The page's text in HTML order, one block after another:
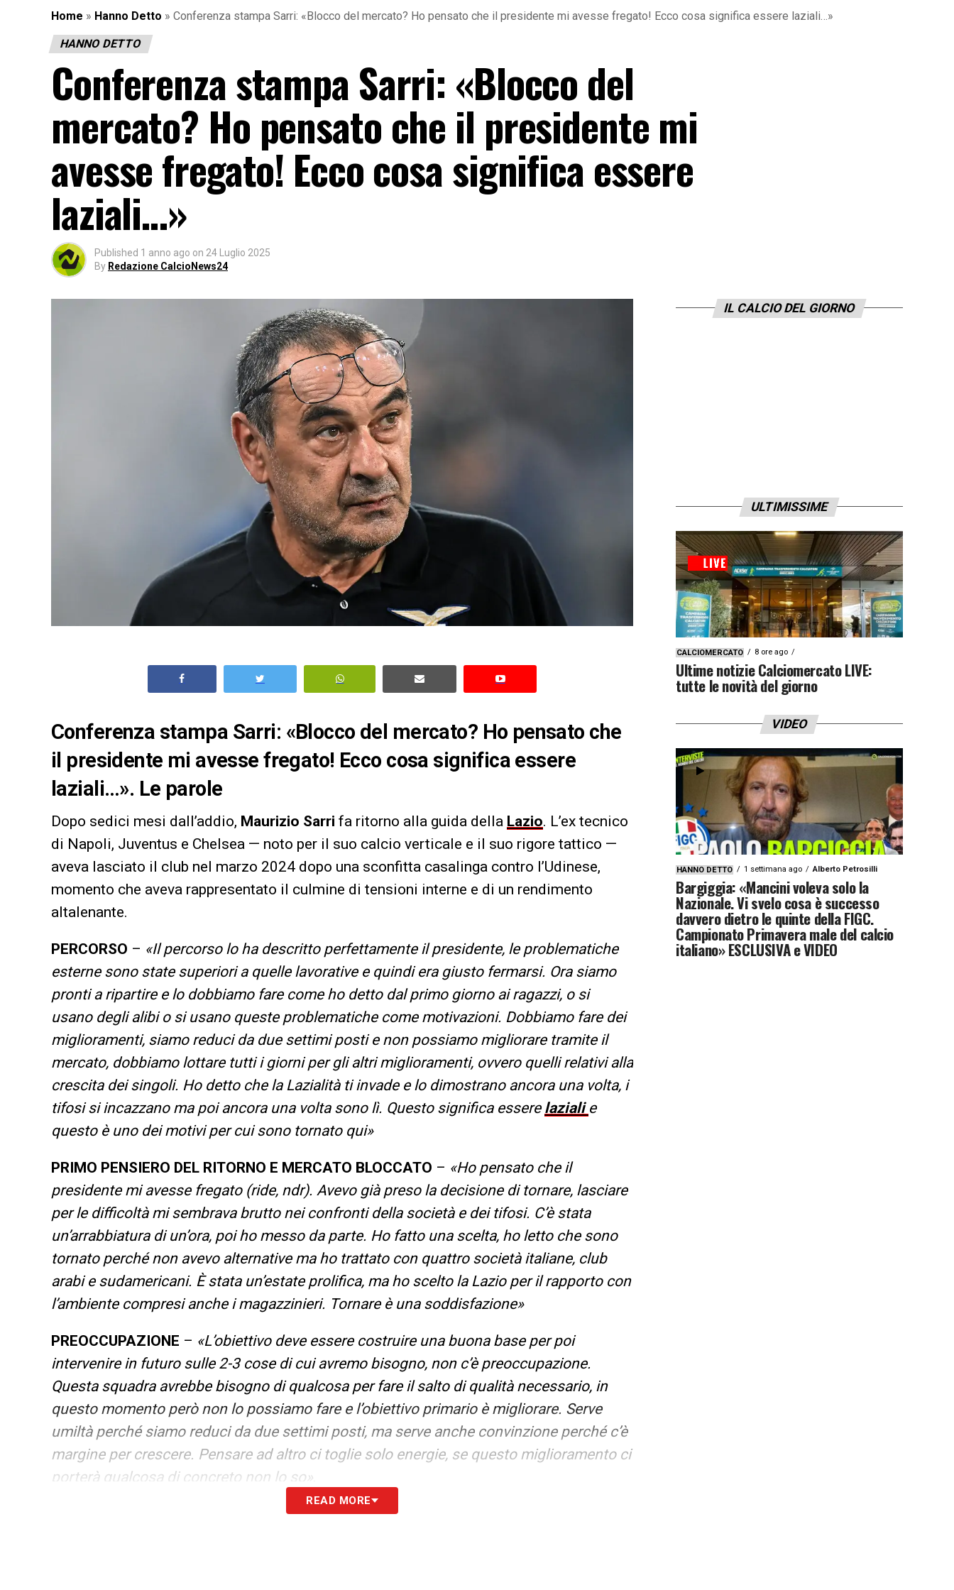
Home » Hanno Detto » Conferenza stampa Sarri: «Blocco del mercato? Ho pensato che il presidente mi avesse fregato! Ecco cosa significa essere laziali…»
HANNO DETTO
Conferenza stampa Sarri: «Blocco del
mercato? Ho pensato che il presidente mi
avesse fregato! Ecco cosa significa essere
laziali…»
Published 1 anno ago on 24 Luglio 2025
By Redazione CalcioNews24
Conferenza stampa Sarri: «Blocco del mercato? Ho pensato che
il presidente mi avesse fregato! Ecco cosa significa essere
laziali…». Le parole
Dopo sedici mesi dall’addio, Maurizio Sarri fa ritorno alla guida della Lazio. L’ex tecnico
di Napoli, Juventus e Chelsea — noto per il suo calcio verticale e il suo rigore tattico —
aveva lasciato il club nel marzo 2024 dopo una sconfitta casalinga contro l’Udinese,
momento che aveva rappresentato il culmine di tensioni interne e di un rendimento
altalenante.
PERCORSO – «Il percorso lo ha descritto perfettamente il presidente, le problematiche
esterne sono state superiori a quelle lavorative e quindi era giusto fermarsi. Ora siamo
pronti a ripartire e lo dobbiamo fare come ho detto dal primo giorno ai ragazzi, o si
usano degli alibi o si usano queste problematiche come motivazioni. Dobbiamo fare dei
miglioramenti, siamo reduci da due settimi posti e non possiamo migliorare tramite il
mercato, dobbiamo lottare tutti i giorni per gli altri miglioramenti, ovvero quelli relativi alla
crescita dei singoli. Ho detto che la Lazialità ti invade e lo dimostrano ancora una volta, i
tifosi si incazzano ma poi ancora una volta sono lì. Questo significa essere laziali e
questo è uno dei motivi per cui sono tornato qui»
PRIMO PENSIERO DEL RITORNO E MERCATO BLOCCATO – «Ho pensato che il
presidente mi avesse fregato (ride, ndr). Avevo già preso la decisione di tornare, lasciare
per le difficoltà mi sembrava brutto nei confronti della società e dei tifosi. C’è stata
un’arrabbiatura di un’ora, poi ho messo da parte. Ho fatto una scelta, ho letto che sono
tornato perché non avevo alternative ma ho trattato con quattro società italiane, club
arabi e sudamericani. È stata un’estate prolifica, ma ho scelto la Lazio per il rapporto con
l’ambiente compresi anche i magazzinieri. Tornare è una soddisfazione»
PREOCCUPAZIONE – «L’obiettivo deve essere costruire una buona base per poi
intervenire in futuro sulle 2-3 cose di cui avremo bisogno, non c’è preoccupazione.
Questa squadra avrebbe bisogno di qualcosa per fare il salto di qualità necessario, in
questo momento però non lo possiamo fare e l’obiettivo primario è migliorare. Serve
umiltà perché siamo reduci da due settimi posti, ma serve anche convinzione perché c’è
margine per crescere. Pensare ad altro ci toglie solo energie, se questo miglioramento ci
porterà qualcosa di concreto non lo so»
READ MORE
IL CALCIO DEL GIORNO
ULTIMISSIME
CALCIOMERCATO 8 ore ago
Ultime notizie Calciomercato LIVE:
tutte le novità del giorno
VIDEO
HANNO DETTO 1 settimana ago Alberto Petrosilli
Bargiggia: «Mancini voleva solo la
Nazionale. Vi svelo cosa è successo
davvero dietro le quinte della FIGC.
Campionato Primavera male del calcio
italiano» ESCLUSIVA e VIDEO